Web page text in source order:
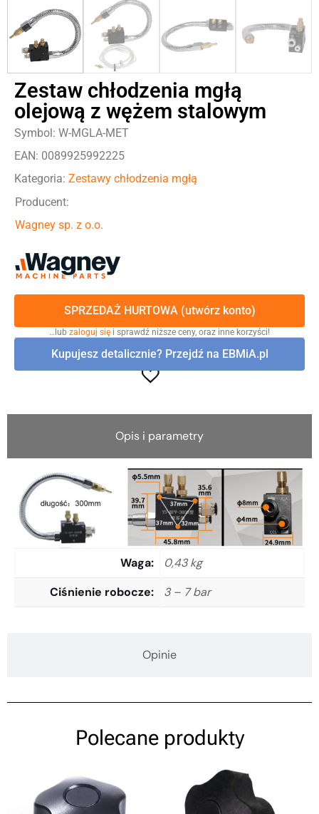
Zestaw chłodzenia mgłą
olejową z wężem stalowym
Symbol: W-MGLA-MET
EAN: 0089925992225
Kategoria: Zestawy chłodzenia mgłą
Producent:
Wagney sp. z o.o.
SPRZEDAŻ HURTOWA (utwórz konto)
…lub zaloguj się i sprawdź niższe ceny, oraz inne korzyści!
Kupujesz detalicznie? Przejdź na EBMiA.pl
Opis i parametry
Opinie
Waga
0,43 kg
Ciśnienie robocze
3 – 7 bar
Polecane produkty